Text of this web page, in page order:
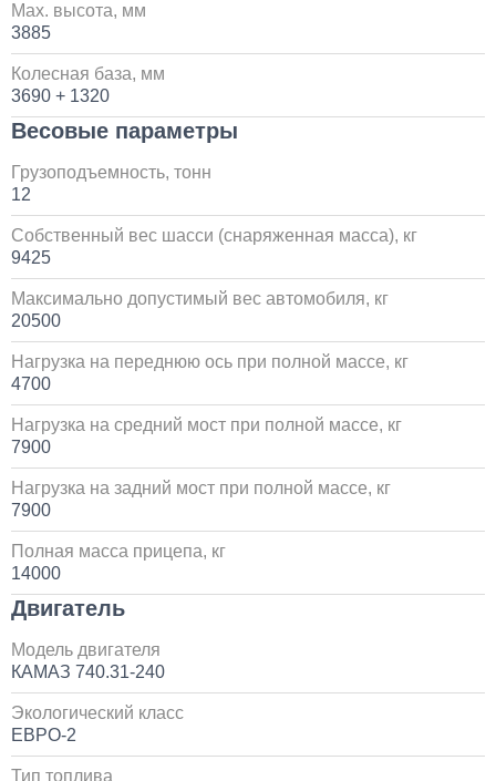
Установка сдвоенной двухрядной кабины с
увеличенным салоном
от 5 до 10 дней
Установка пневмоподвески на воздушных подушках
на КАМАЗ
1 день
TAC-PI09 на крышу
80 000
Max. высота, мм
3885
Колесная база, мм
3690 + 1320
Весовые параметры
Грузоподъемность, тонн
12
Собственный вес шасси (снаряженная масса), кг
9425
Максимально допустимый вес автомобиля, кг
20500
Нагрузка на переднюю ось при полной массе, кг
4700
Нагрузка на средний мост при полной массе, кг
7900
Нагрузка на задний мост при полной массе, кг
7900
Полная масса прицепа, кг
14000
Двигатель
Модель двигателя
КАМАЗ 740.31-240
Экологический класс
ЕВРО-2
Тип топлива